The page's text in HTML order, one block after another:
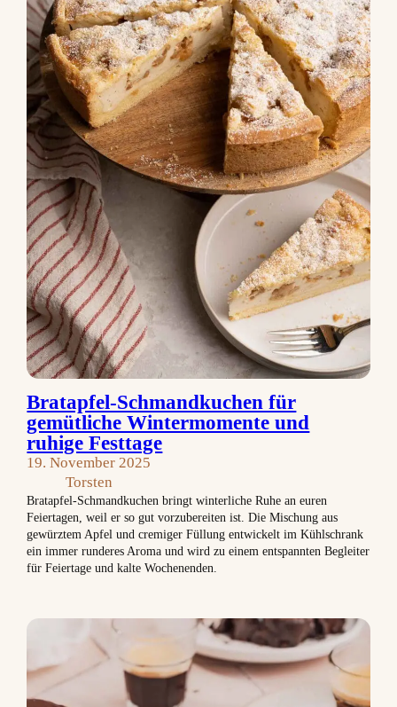
Bratapfel-Schmandkuchen für
gemütliche Wintermomente und
ruhige Festtage
19. November 2025
Torsten
Bratapfel-Schmandkuchen bringt winterliche Ruhe an euren
Feiertagen, weil er so gut vorzubereiten ist. Die Mischung aus
gewürztem Apfel und cremiger Füllung entwickelt im Kühlschrank
ein immer runderes Aroma und wird zu einem entspannten Begleiter
für Feiertage und kalte Wochenenden.